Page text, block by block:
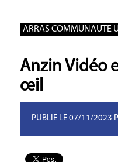
ARRAS COMMUNAUTE
Anzin Vidéo
œil
PUBLIE LE 07/11/2023